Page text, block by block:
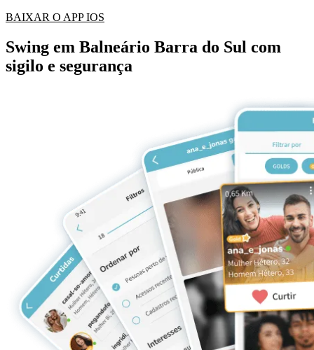
BAIXAR O APP IOS
Swing em Balneário Barra do Sul com
sigilo e segurança